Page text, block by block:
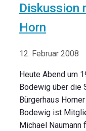
Diskussion
Horn
12. Februar 2008
Heute Abend um
Bodewig über die
Bürgerhaus
Bodewig ist
Michael Naumann